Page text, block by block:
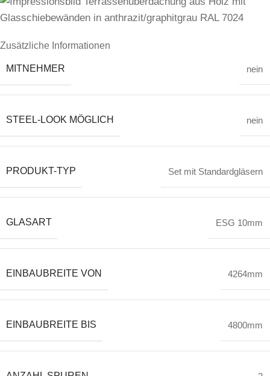
Zusätzliche Informationen
MITNEHMER nein
STEEL-LOOK MÖGLICH nein
PRODUKT-TYP Set mit Standardgläsern
GLASART ESG 10mm
EINBAUBREITE VON 4264mm
EINBAUBREITE BIS 4800mm